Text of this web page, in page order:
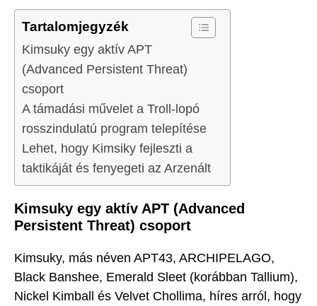
Tartalomjegyzék
Kimsuky egy aktív APT
(Advanced Persistent Threat)
csoport
A támadási művelet a Troll-lopó
rosszindulatú program telepítése
Lehet, hogy Kimsiky fejleszti a
taktikáját és fenyegeti az Arzenált
Kimsuky egy aktív APT (Advanced
Persistent Threat) csoport
Kimsuky, más néven APT43, ARCHIPELAGO,
Black Banshee, Emerald Sleet (korábban Tallium),
Nickel Kimball és Velvet Chollima, híres arról, hogy